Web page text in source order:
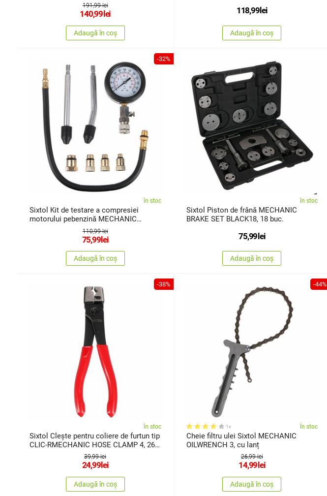
191,99 lei
140,99 lei
Adaugă în coș
118,99 lei
Adaugă în coș
-32%
în stoc
Sixtol Kit de testare a compresiei
motorului pebenzină MECHANIC
ENGINE TESTER 8, 0-20 bar, 8 buc
110,99 lei
75,99lei
Adaugă în coș
în stoc
Sixtol Piston de frână MECHANIC
BRAKE SET BLACK18, 18 buc.
75,99lei
Adaugă în coș
-38%
în stoc
Sixtol Clește pentru coliere de furtun tip
CLIC-RMECHANIC HOSE CLAMP 4, 26,5
39,99 lei
24,99 lei
Adaugă în coș
-44%
1x în stoc
Cheie filtru ulei Sixtol MECHANIC
OILWRENCH 3, cu lanț
26,99 lei
14,99 lei
Adaugă în coș